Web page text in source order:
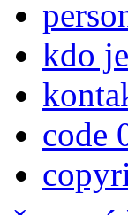
kdo
code